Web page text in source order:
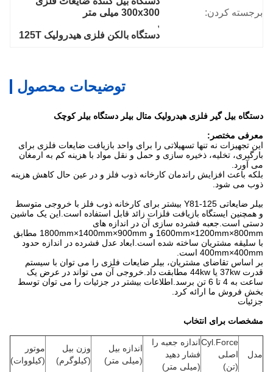
برجسته کردن:
300x300 میلی متر
,
دستگاه بالکن فلزی هیدرولیک 125T
توضیحات محصول
دستگاه بیل گیر فلزی هیدرولیک متال بیلر دستگاه بیلر کوچک
معرفی مختصر:
این تجهیزات نه تنها تسهیلاتی را برای واحد بازیافت ضایعات فلزی برای
بارگیری، تخلیه، ذخیره سازی و حمل و نقل مواد با هزینه کم به ارمغان
می آورد.
بلکه باعث افزایش راندمان کارخانه ذوب فلز و در عین حال کاهش هزینه
ذوب می شود.
بیلر ضایعاتی Y81-125 بیشتر برای کارخانه ذوب فلز با خروجی متوسط ​​
و همچنین ایستگاه بازیافت فلزات زائد قابل استفاده است.این یک ماشین
دستی است.جعبه فشرده سازی آن در اندازه های
1600mm×1200mm×800mm و 1800mm×1400mm×900mm مطابق
با سلیقه مشتریان ساخته شده است.ابعاد عدل فشرده در اندازه حدود
400mm×400mm است.
بر اساس تقاضای مشتریان، بیلر ضایعات فلزی را می توان با سیستم
قدرت 37kw یا 44kw مطابقت داد.خروجی آن می تواند در عرض یک
ساعت به 4 تا 6 تن برسد.اطلاعات بیشتر در جزئیات را می توان توسط
بخش فروش ما ارائه کرد.
جزئیات
مشخصات برای انتخاب
مدل
Cyl.Force
اصلی
(تن)
اندازه جعبه را
فشار دهید
(میلی متر)
اندازه بیل
(میلی متر)
وزن بیل
(کیلوگرم)
موتور
(کیلووات)